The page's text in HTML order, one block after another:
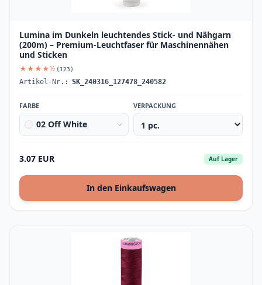
Lumina im Dunkeln leuchtendes Stick- und Nähgarn
(200m) – Premium-Leuchtfaser für Maschinennähen
und Sticken
★★★★½ (123)
Artikel-Nr.: SK_240316_127478_240582
FARBE
02 Off White
VERPACKUNG
3.07 EUR Auf Lager
In den Einkaufswagen